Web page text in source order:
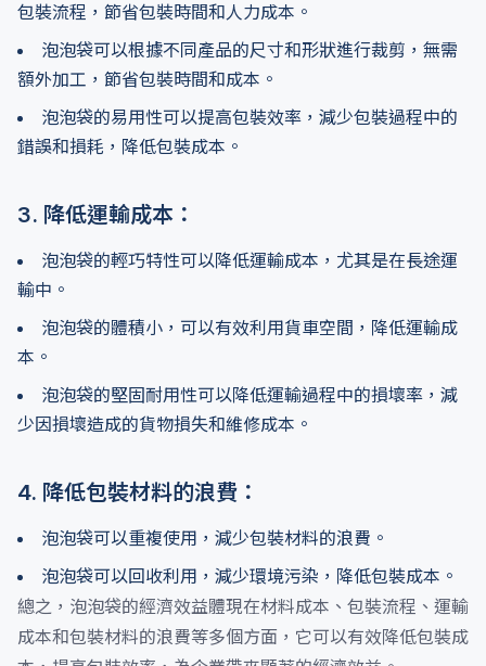
包裝流程，節省包裝時間和人力成本。
泡泡袋可以根據不同產品的尺寸和形狀進行裁剪，無需
額外加工，節省包裝時間和成本。
泡泡袋的易用性可以提高包裝效率，減少包裝過程中的
錯誤和損耗，降低包裝成本。
3. 降低運輸成本：
泡泡袋的輕巧特性可以降低運輸成本，尤其是在長途運
輸中。
泡泡袋的體積小，可以有效利用貨車空間，降低運輸成
本。
泡泡袋的堅固耐用性可以降低運輸過程中的損壞率，減
少因損壞造成的貨物損失和維修成本。
4. 降低包裝材料的浪費：
泡泡袋可以重複使用，減少包裝材料的浪費。
泡泡袋可以回收利用，減少環境污染，降低包裝成本。
總之，泡泡袋的經濟效益體現在材料成本、包裝流程、運輸
成本和包裝材料的浪費等多個方面，它可以有效降低包裝成